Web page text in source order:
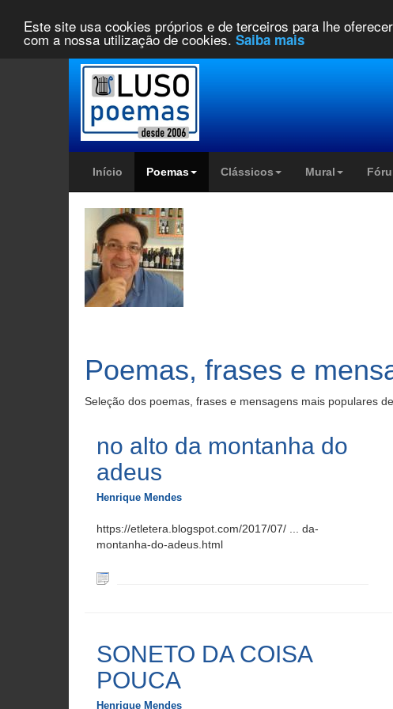
Este site usa cookies próprios e de terceiros para lhe
com a nossa utilização de cookies. Saiba mais
Início Poemas Clássicos Mural
Poemas, frases e
Seleção dos poemas, frases e mensagens mais populares
no alto da montanha do
adeus
Henrique Mendes
https://etletera.blogspot.com/2017/07/ ... da-
montanha-do-adeus.html
SONETO DA COISA
POUCA
Henrique Mendes